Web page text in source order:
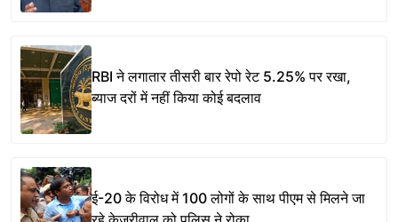
RBI ने लगातार तीसरी बार रेपो रेट 5.25% पर रखा,
ब्याज दरों में नहीं किया कोई बदलाव
ई-20 के विरोध में 100 लोगों के साथ पीएम से मिलने जा